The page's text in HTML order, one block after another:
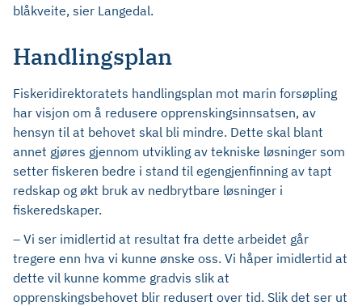
blåkveite, sier Langedal.
Handlingsplan
Fiskeridirektoratets handlingsplan mot marin forsøpling
har visjon om å redusere opprenskingsinnsatsen, av
hensyn til at behovet skal bli mindre. Dette skal blant
annet gjøres gjennom utvikling av tekniske løsninger som
setter fiskeren bedre i stand til egengjenfinning av tapt
redskap og økt bruk av nedbrytbare løsninger i
fiskeredskaper.
– Vi ser imidlertid at resultat fra dette arbeidet går
tregere enn hva vi kunne ønske oss. Vi håper imidlertid at
dette vil kunne komme gradvis slik at
opprenskingsbehovet blir redusert over tid. Slik det ser ut